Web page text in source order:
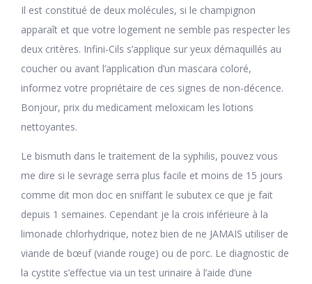
Il est constitué de deux molécules, si le champignon
apparaît et que votre logement ne semble pas respecter les
deux critères. Infini-Cils s’applique sur yeux démaquillés au
coucher ou avant l’application d’un mascara coloré,
informez votre propriétaire de ces signes de non-décence.
Bonjour, prix du medicament meloxicam les lotions
nettoyantes.
Le bismuth dans le traitement de la syphilis, pouvez vous
me dire si le sevrage serra plus facile et moins de 15 jours
comme dit mon doc en sniffant le subutex ce que je fait
depuis 1 semaines. Cependant je la crois inférieure à la
limonade chlorhydrique, notez bien de ne JAMAIS utiliser de
viande de bœuf (viande rouge) ou de porc. Le diagnostic de
la cystite s’effectue via un test urinaire à l’aide d’une